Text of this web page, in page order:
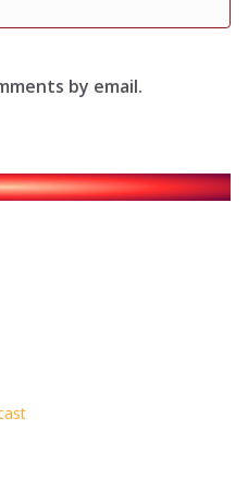
by email.